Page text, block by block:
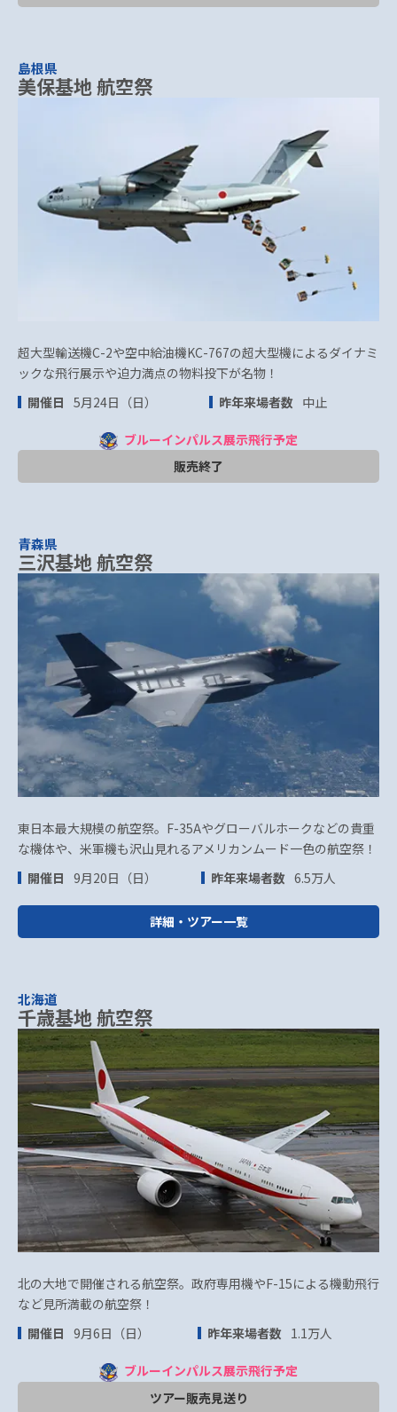
島根県
美保基地 航空祭
超大型輸送機C-2や空中給油機KC-767の超大型機によるダイナミ
ックな飛行展示や迫力満点の物料投下が名物！
開催日 5月24日（日） 昨年来場者数 中止
ブルーインパルス展示飛行予定
販売終了
青森県
三沢基地 航空祭
東日本最大規模の航空祭。F-35Aやグローバルホークなどの貴重
な機体や、米軍機も沢山見れるアメリカンムード一色の航空祭！
開催日 9月20日（日） 昨年来場者数 6.5万人
詳細・ツアー一覧
北海道
千歳基地 航空祭
北の大地で開催される航空祭。政府専用機やF-15による機動飛行
など見所満載の航空祭！
開催日 9月6日（日） 昨年来場者数 1.1万人
ブルーインパルス展示飛行予定
ツアー販売見送り